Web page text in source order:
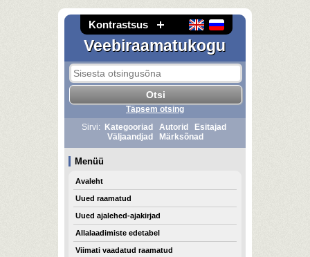
Kontrastsus
Veebiraamatukogu
Täpsem otsing
Sirvi:
Kategooriad Autorid
Esitajad
Väljaandjad
Märksõnad
Menüü
Avaleht
Uued raamatud
Uued ajalehed-ajakirjad
Allalaadimiste edetabel
Viimati vaadatud raamatud